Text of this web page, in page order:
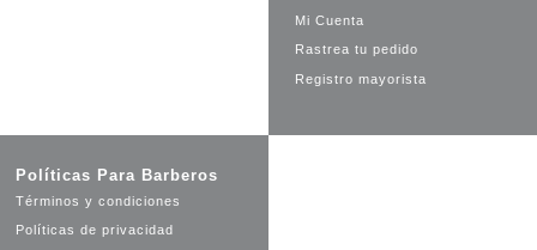
Mi Cuenta
Rastrea tu pedido
Registro mayorista
Políticas Para Barberos
Términos y condiciones
Políticas de privacidad